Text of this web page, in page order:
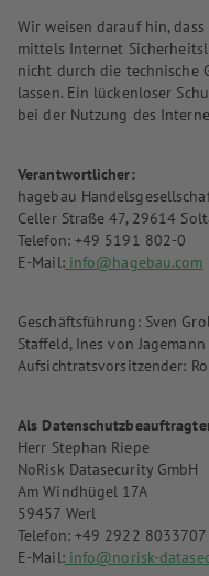
Wir weisen darauf hin,
mittels Internet
nicht durch die technische
lassen. Ein lückenloser
bei der Nutzung des
Verantwortlicher:
hagebau
Celler Straße 47, 29614
Telefon: +49 5191 802-0
E-Mail:info@hagebau.com
Geschäftsführung: Sven
Staffeld, Ines von Jagemann
Aufsichtratsvorsitzender:
Als
Herr Stephan Riepe
NoRisk Datasecurity GmbH
Am Windhügel 17A
59457 Werl
Telefon: +49 2922 8033707
E-Mail:info@norisk-